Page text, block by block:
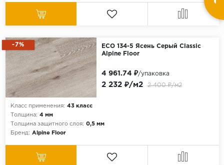
-7%
ECO 134-5 Ясень Серый Classic
Alpine Floor
Класс применения: 43 класс
Толщина: 4 мм
Толщина защитного слоя: 0,5 мм
Бренд: Alpine Floor
2 232 ₽/м2 2 400 ₽/м2
4 961.74 ₽/упаковка